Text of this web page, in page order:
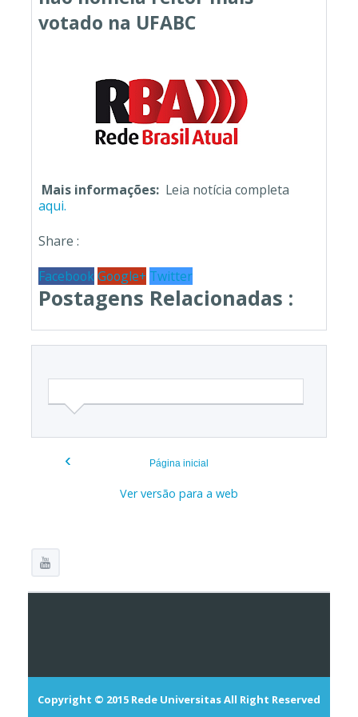
votado na UFABC
Mais informações: Leia notícia completa
aqui.
Share :
Facebook Google+ Twitter
Postagens Relacionadas :
‹ Página inicial
Ver versão para a web
Copyright © 2015 Rede UniversitasAll Right Reserved